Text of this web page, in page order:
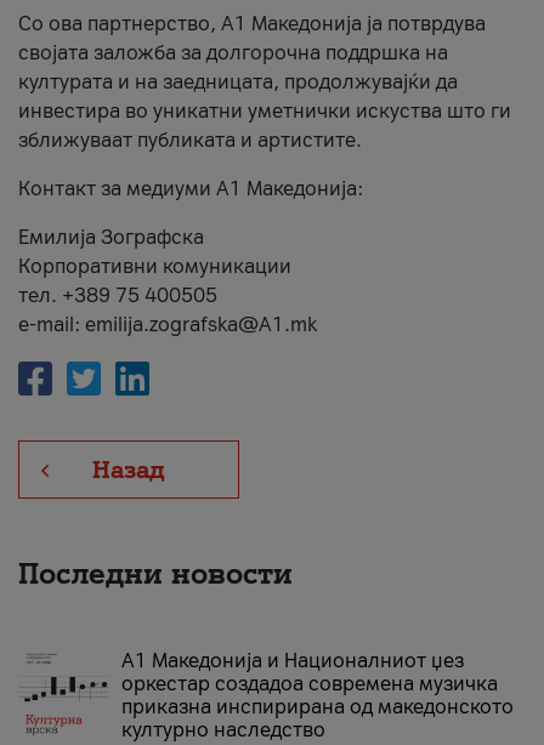
Со ова партнерство, A1 Македонија ја потврдува
својата заложба за долгорочна поддршка на
културата и на заедницата, продолжувајќи да
инвестира во уникатни уметнички искуства што ги
зближуваат публиката и артистите.
Контакт за медиуми А1 Македонија:
Емилија Зографска
Корпоративни комуникации
тел. +389 75 400505
e-mail: emilija.zografska@A1.mk
Назад
Последни новости
А1 Македонија и Националниот џез
оркестар создадоа современа музичка
приказна инспирирана од македонското
културно наследство